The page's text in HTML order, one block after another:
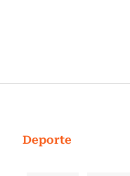
Deporte